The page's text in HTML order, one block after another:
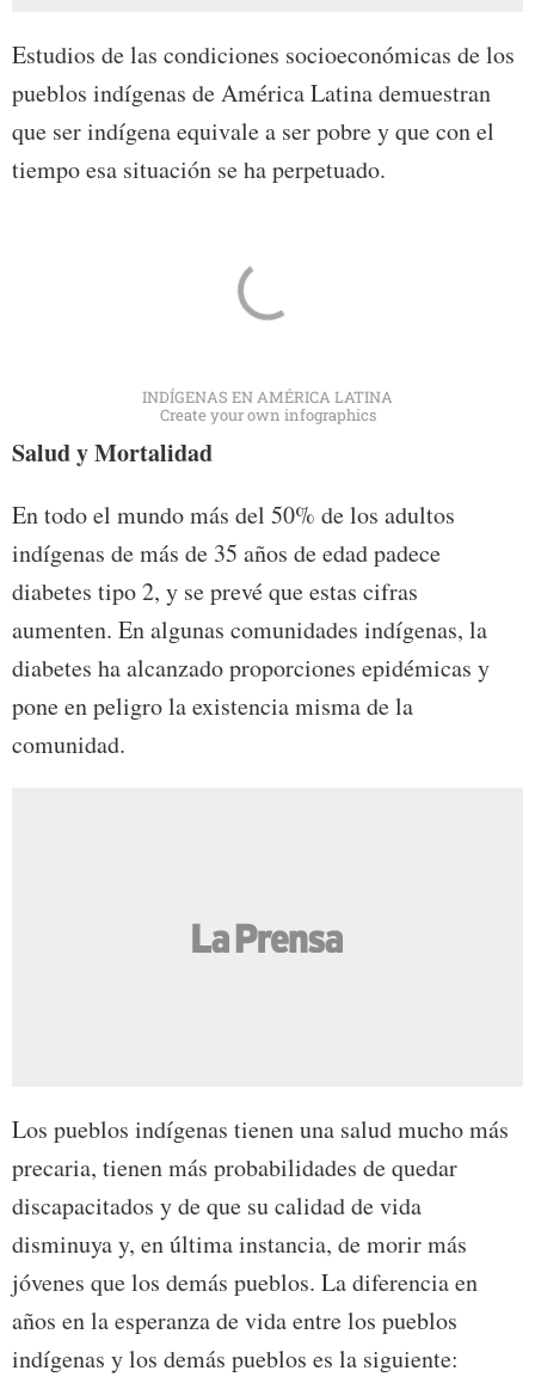
Estudios de las condiciones socioeconómicas de los
pueblos indígenas de América Latina demuestran
que ser indígena equivale a ser pobre y que con el
tiempo esa situación se ha perpetuado.
INDÍGENAS EN AMÉRICA LATINA
Create your own infographics
Salud y Mortalidad
En todo el mundo más del 50% de los adultos
indígenas de más de 35 años de edad padece
diabetes tipo 2, y se prevé que estas cifras
aumenten. En algunas comunidades indígenas, la
diabetes ha alcanzado proporciones epidémicas y
pone en peligro la existencia misma de la
comunidad.
Los pueblos indígenas tienen una salud mucho más
precaria, tienen más probabilidades de quedar
discapacitados y de que su calidad de vida
disminuya y, en última instancia, de morir más
jóvenes que los demás pueblos. La diferencia en
años en la esperanza de vida entre los pueblos
indígenas y los demás pueblos es la siguiente: